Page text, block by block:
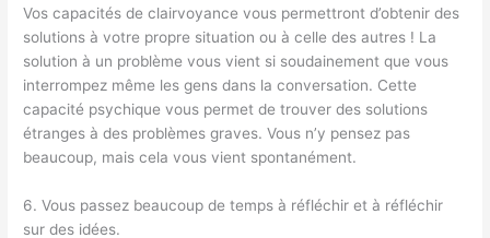
Vos capacités de clairvoyance vous permettront d’obtenir des
solutions à votre propre situation ou à celle des autres ! La
solution à un problème vous vient si soudainement que vous
interrompez même les gens dans la conversation. Cette
capacité psychique vous permet de trouver des solutions
étranges à des problèmes graves. Vous n’y pensez pas
beaucoup, mais cela vous vient spontanément.
6. Vous passez beaucoup de temps à réfléchir et à réfléchir
sur des idées.